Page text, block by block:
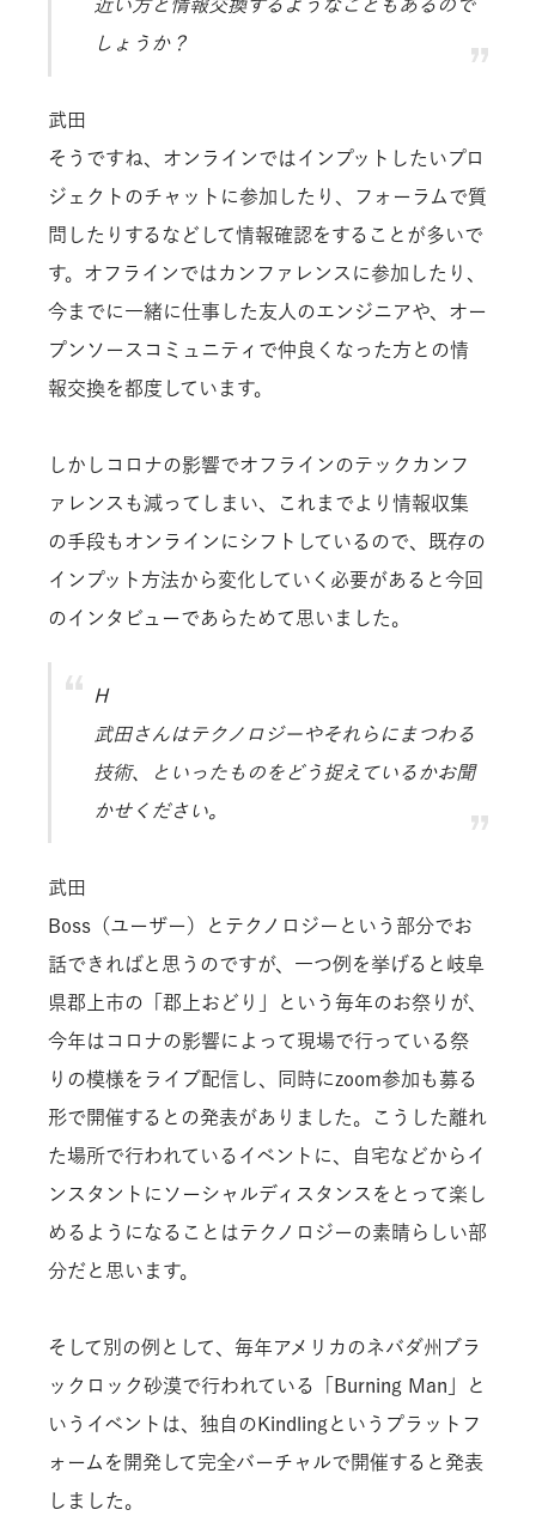
近い方と情報交換するようなこともあるので
しょうか？
武田
そうですね、オンラインではインプットしたいプロ
ジェクトのチャットに参加したり、フォーラムで質
問したりするなどして情報確認をすることが多いで
す。オフラインではカンファレンスに参加したり、
今までに一緒に仕事した友人のエンジニアや、オー
プンソースコミュニティで仲良くなった方との情
報交換を都度しています。
しかしコロナの影響でオフラインのテックカンフ
ァレンスも減ってしまい、これまでより情報収集
の手段もオンラインにシフトしているので、既存の
インプット方法から変化していく必要があると今回
のインタビューであらためて思いました。
H
武田さんはテクノロジーやそれらにまつわる
技術、といったものをどう捉えているかお聞
かせください。
武田
Boss（ユーザー）とテクノロジーという部分でお
話できればと思うのですが、一つ例を挙げると岐阜
県郡上市の「郡上おどり」という毎年のお祭りが、
今年はコロナの影響によって現場で行っている祭
りの模様をライブ配信し、同時にzoom参加も募る
形で開催するとの発表がありました。こうした離れ
た場所で行われているイベントに、自宅などからイ
ンスタントにソーシャルディスタンスをとって楽し
めるようになることはテクノロジーの素晴らしい部
分だと思います。
そして別の例として、毎年アメリカのネバダ州ブラ
ックロック砂漠で行われている「Burning Man」と
いうイベントは、独自のKindlingというプラットフ
ォームを開発して完全バーチャルで開催すると発表
しました。